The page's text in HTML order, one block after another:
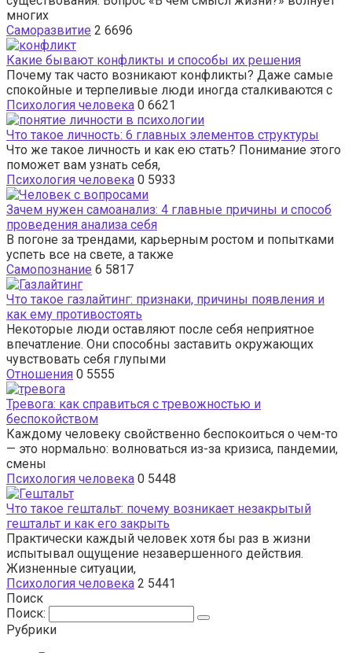
многих
Саморазвитие 2 6696
Какие бывают конфликты и способы их решения
Почему так часто возникают конфликты? Даже самые
спокойные и терпеливые люди иногда сталкиваются с
Психология человека 0 6621
Что такое личность: 6 главных элементов структуры
Что же такое личность и как ею стать? Понимание этого
поможет вам узнать себя,
Психология человека 0 5933
Зачем нужен самоанализ: 4 главные причины и способ
проведения анализа себя
В погоне за трендами, карьерным ростом и попытками
успеть все на свете, а также
Самопознание 6 5817
Что такое газлайтинг: признаки, причины появления и
как ему противостоять
Некоторые люди оставляют после себя неприятное
впечатление. Они способны заставить окружающих
чувствовать себя глупыми
Отношения 0 5555
Тревога: как справиться с тревожностью и
беспокойством
Каждому человеку свойственно беспокоиться о чем-то
— это нормально: волноваться из-за кризиса, пандемии,
смены
Психология человека 0 5448
Что такое гештальт: почему возникает незакрытый
гештальт и как его закрыть
Практически каждый человек хотя бы раз в жизни
испытывал ощущение незавершенного действия.
Жизненные ситуации,
Психология человека 2 5441
Поиск
Поиск:
Рубрики